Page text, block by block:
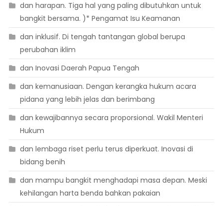
dan harapan. Tiga hal yang paling dibutuhkan untuk
bangkit bersama. )* Pengamat Isu Keamanan
dan inklusif. Di tengah tantangan global berupa
perubahan iklim
dan Inovasi Daerah Papua Tengah
dan kemanusiaan. Dengan kerangka hukum acara
pidana yang lebih jelas dan berimbang
dan kewajibannya secara proporsional. Wakil Menteri
Hukum
dan lembaga riset perlu terus diperkuat. Inovasi di
bidang benih
dan mampu bangkit menghadapi masa depan. Meski
kehilangan harta benda bahkan pakaian